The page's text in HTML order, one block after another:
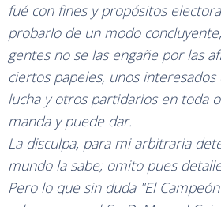
fué con fines y propósitos
probarlo de un modo
gentes no se las engañe por las
ciertos papeles, unos
lucha y otros partidarios en toda
manda y puede dar.
La disculpa, para mi arbitraria
mundo la sabe; omito pues
Pero lo que sin duda "El